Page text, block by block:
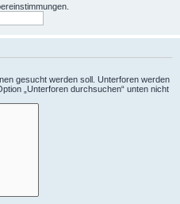
gesucht werden soll. Unterforen werden
„Unterforen durchsuchen“ unten nicht